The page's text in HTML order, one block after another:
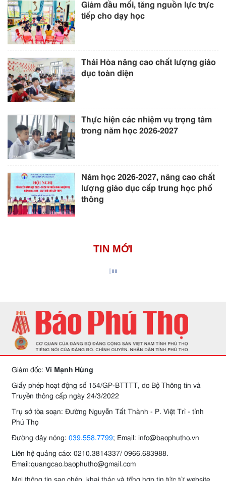
Giảm đầu mối, tăng nguồn lực trực
tiếp cho dạy học
Thái Hòa nâng cao chất lượng giáo
dục toàn diện
Thực hiện các nhiệm vụ trọng tâm
trong năm học 2026-2027
Năm học 2026-2027, nâng cao chất
lượng giáo dục cấp trung học phổ
thông
TIN MỚI
Giám đốc: Vi Mạnh Hùng
Giấy phép hoạt động số 154/GP-BTTTT, do Bộ Thông tin và
Truyền thông cấp ngày 24/3/2022
Trụ sở tòa soạn: Đường Nguyễn Tất Thành - P. Việt Trì - tỉnh
Phú Thọ
Đường dây nóng: 039.558.7799; Email: info@baophutho.vn
Liên hệ quảng cáo: 0210.3814337/ 0966.683988.
Email:quangcao.baophutho@gmail.com